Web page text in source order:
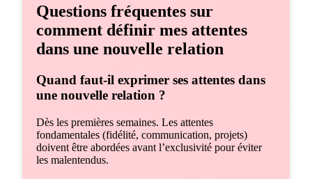
Questions fréquentes sur
comment définir mes attentes
dans une nouvelle relation
Quand faut-il exprimer ses attentes dans
une nouvelle relation ?
Dès les premières semaines. Les attentes
fondamentales (fidélité, communication, projets)
doivent être abordées avant l’exclusivité pour éviter
les malentendus.